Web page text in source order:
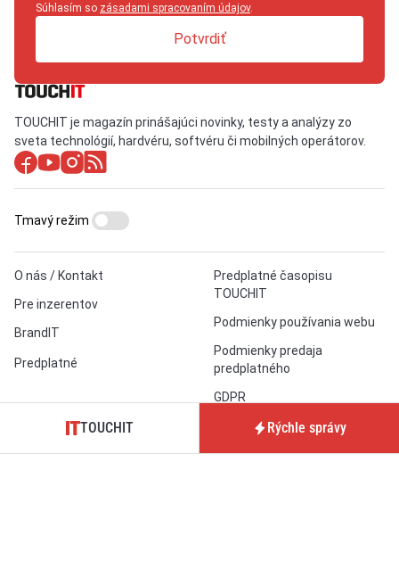
Súhlasím so zásadami spracovaním údajov.
Potvrdiť
TOUCHIT je magazín prinášajúci novinky, testy a analýzy zo
sveta technológií, hardvéru, softvéru či mobilných operátorov.
O nás / Kontakt
Pre inzerentov
BrandIT
Predplatné
Predplatné časopisu
TOUCHIT
Podmienky používania webu
Podmienky predaja
predplatného
GDPR
Nastavenia cookies
Tmavý režim
TOUCHIT Rýchle správy